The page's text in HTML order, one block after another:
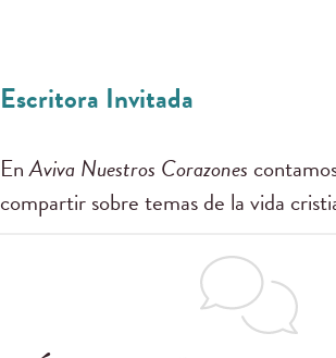
Escritora Invitada
EnAviva Nuestros Corazones
compartir sobre temas de la vida